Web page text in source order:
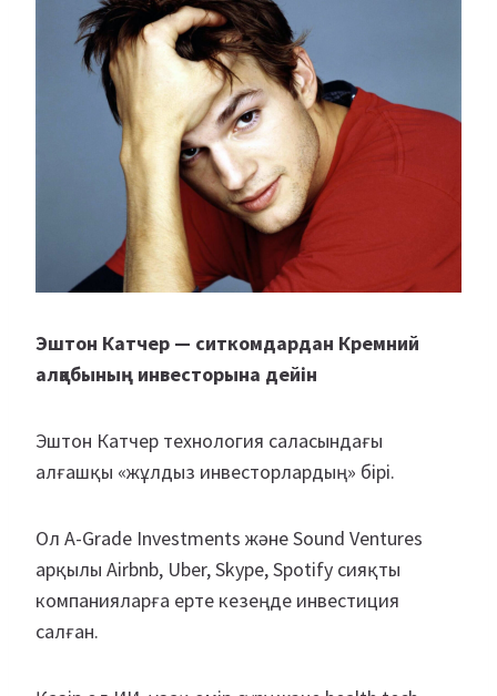
Эштон Катчер — ситкомдардан Кремний
алқабының инвесторына дейін
Эштон Катчер технология саласындағы
алғашқы «жұлдыз инвесторлардың» бірі.
Ол A-Grade Investments және Sound Ventures
арқылы Airbnb, Uber, Skype, Spotify сияқты
компанияларға ерте кезеңде инвестиция
салған.